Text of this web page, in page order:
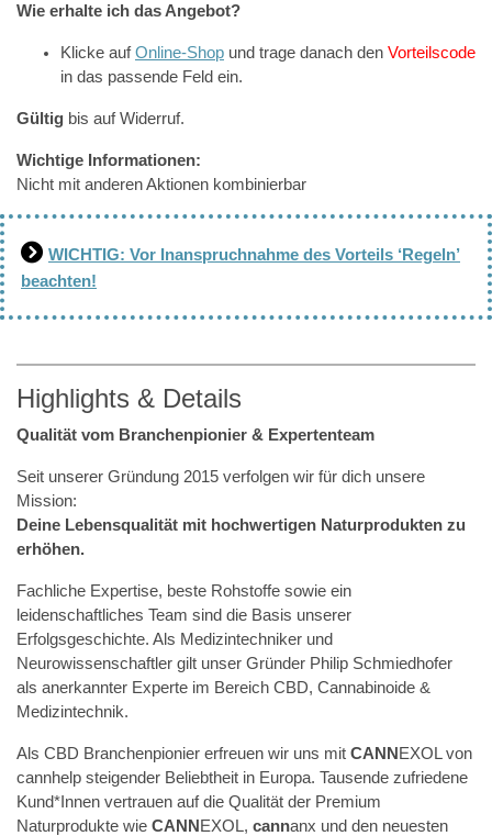
Wie erhalte ich das Angebot?
Klicke aufOnline-Shop und trage danach den Vorteilscode
in das passende Feld ein.
Gültig bis auf Widerruf.
Wichtige Informationen:
Nicht mit anderen Aktionen kombinierbar
WICHTIG: Vor Inanspruchnahme des Vorteils ‘Regeln’
beachten!
Highlights & Details
Qualität vom Branchenpionier & Expertenteam
Seit unserer Gründung 2015 verfolgen wir für dich unsere
Mission:
Deine Lebensqualität mit hochwertigen Naturprodukten zu
erhöhen.
Fachliche Expertise, beste Rohstoffe sowie ein
leidenschaftliches Team sind die Basis unserer
Erfolgsgeschichte. Als Medizintechniker und
Neurowissenschaftler gilt unser Gründer Philip Schmiedhofer
als anerkannter Experte im Bereich CBD, Cannabinoide &
Medizintechnik.
Als CBD Branchenpionier erfreuen wir uns mit CANNEXOL von
cannhelp steigender Beliebtheit in Europa. Tausende zufriedene
Kund*Innen vertrauen auf die Qualität der Premium
Naturprodukte wie CANNEXOL, cannanx und den neuesten